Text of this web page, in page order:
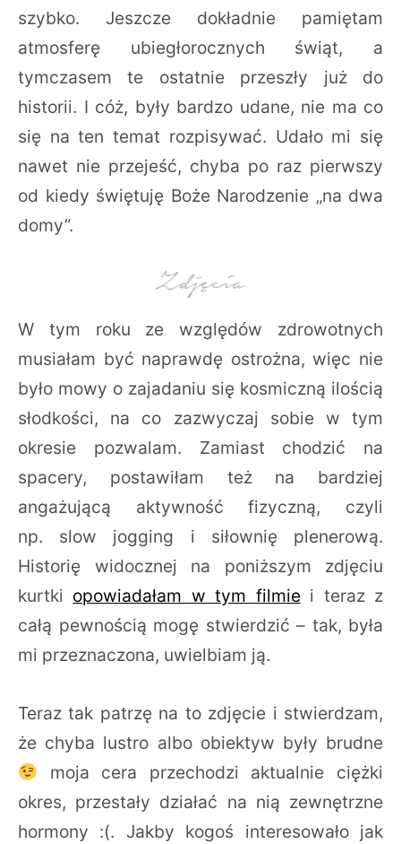
szybko. Jeszcze dokładnie pamiętam
atmosferę ubiegłorocznych świąt, a
tymczasem te ostatnie przeszły już do
historii. I cóż, były bardzo udane, nie ma co
się na ten temat rozpisywać. Udało mi się
nawet nie przejeść, chyba po raz pierwszy
od kiedy świętuję Boże Narodzenie „na dwa
domy”.
W tym roku ze względów zdrowotnych
musiałam być naprawdę ostrożna, więc nie
było mowy o zajadaniu się kosmiczną ilością
słodkości, na co zazwyczaj sobie w tym
okresie pozwalam. Zamiast chodzić na
spacery, postawiłam też na bardziej
angażującą aktywność fizyczną, czyli
np. slow jogging i siłownię plenerową.
Historię widocznej na poniższym zdjęciu
kurtki opowiadałam w tym filmiei teraz z
całą pewnością mogę stwierdzić – tak, była
mi przeznaczona, uwielbiam ją.
Teraz tak patrzę na to zdjęcie i stwierdzam,
że chyba lustro albo obiektyw były brudne
moja cera przechodzi aktualnie ciężki
okres, przestały działać na nią zewnętrzne
hormony :(. Jakby kogoś interesowało jak